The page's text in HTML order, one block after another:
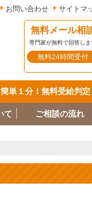
サイトマ
お問い合わせ
無料メール相
専門家が無料で回答しま
無料24時間受付
簡単１分！無料受給判定
て ご相談の流れ